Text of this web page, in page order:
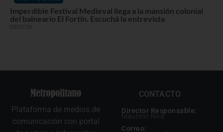
Imperdible Festival Medieval llega a la mansión colonial
del balneario El Fortín. Escuchá la entrevista
03/07/26
Plataforma de medios de
comunicación con portal
CONTACTO
Director Responsable:
Mauricio Riva
Correo: